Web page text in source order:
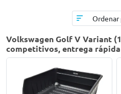
Volkswagen Golf V Variant
competitivos, entrega rápida